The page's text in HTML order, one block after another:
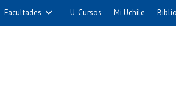
Facultades U-Cursos Mi Uchile